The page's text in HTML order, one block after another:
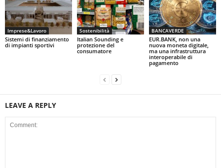
Imprese&Lavoro
Sistemi di finanziamento
di impianti sportivi
Sostenibilità
Italian Sounding e
protezione del
consumatore
BANCAVERDE
EUR.BANK, non una
nuova moneta digitale,
ma una infrastruttura
interoperabile di
pagamento
LEAVE A REPLY